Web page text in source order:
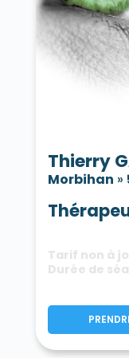
La Trinité-
La Trinité-sur-
La Trinité-
Val d'Oust 56800
La Vraie-Croix
Thierry
Morbihan »
Tarif non à
Durée de